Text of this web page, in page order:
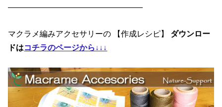
—————————————————
マクラメ編みアクセサリーの 【作成レシピ】 ダウンロー
ドはコチラのページから↓↓↓